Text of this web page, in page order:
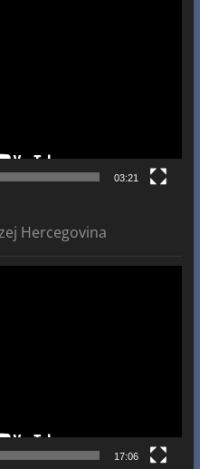
03:21
Hercegovina
17:06